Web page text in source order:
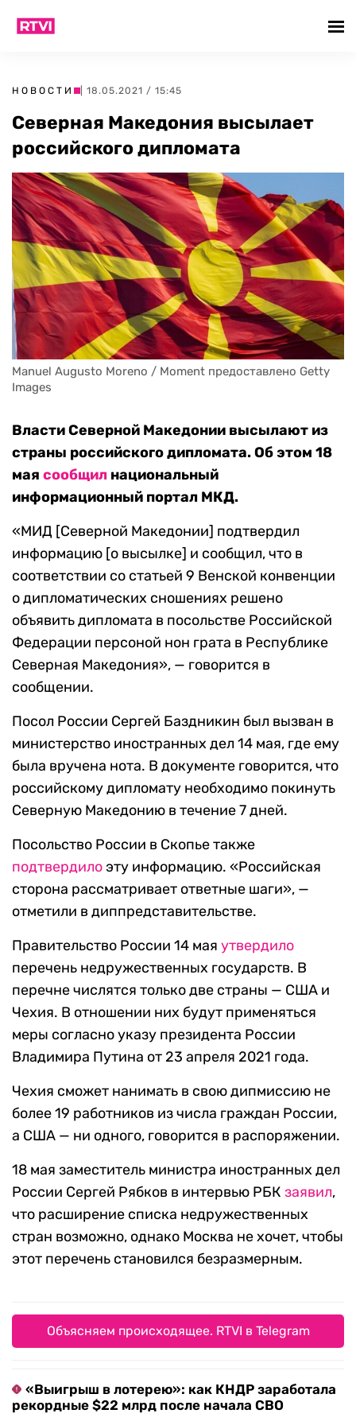
НОВОСТИ | 18.05.2021 / 15:45
Северная Македония высылает
российского дипломата
Manuel Augusto Moreno / Moment предоставлено Getty
Images
Власти Северной Македонии высылают из
страны российского дипломата. Об этом 18
мая сообщил национальный
информационный портал МКД.
«МИД [Северной Македонии] подтвердил
информацию [о высылке] и сообщил, что в
соответствии со статьей 9 Венской конвенции
о дипломатических сношениях решено
объявить дипломата в посольстве Российской
Федерации персоной нон грата в Республике
Северная Македония», — говорится в
сообщении.
Посол России Сергей Баздникин был вызван в
министерство иностранных дел 14 мая, где ему
была вручена нота. В документе говорится, что
российскому дипломату необходимо покинуть
Северную Македонию в течение 7 дней.
Посольство России в Скопье также
подтвердило эту информацию. «Российская
сторона рассматривает ответные шаги», —
отметили в диппредставительстве.
Правительство России 14 мая утвердило
перечень недружественных государств. В
перечне числятся только две страны — США и
Чехия. В отношении них будут применяться
меры согласно указу президента России
Владимира Путина от 23 апреля 2021 года.
Чехия сможет нанимать в свою дипмиссию не
более 19 работников из числа граждан России,
а США — ни одного, говорится в распоряжении.
18 мая заместитель министра иностранных дел
России Сергей Рябков в интервью РБК заявил,
что расширение списка недружественных
стран возможно, однако Москва не хочет, чтобы
этот перечень становился безразмерным.
Объясняем происходящее. RTVI в Telegram
«Выигрыш в лотерею»: как КНДР заработала
рекордные $22 млрд после начала СВО